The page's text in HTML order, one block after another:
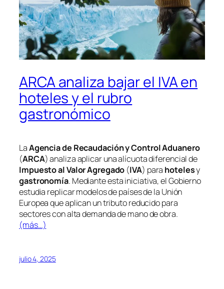
ARCA analiza bajar el IVA en
hoteles y el rubro
gastronómico
LaAgencia de Recaudación y Control Aduanero
(ARCA) analiza aplicar una alícuota diferencial de
Impuesto al Valor Agregado (IVA) para hotelesy
gastronomía. Mediante esta iniciativa, el Gobierno
estudia replicar modelos de países de la Unión
Europea que aplican un tributo reducido para
sectores con alta demanda de mano de obra.
(más…)
julio 4, 2025